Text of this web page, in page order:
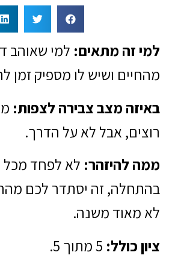
למי זה מתאים: למי שאוהב
מהחיים ושיש לו מספיק זמן
באיזה מצב צבירה לצפות:
רוצים, אבל לא על הדרך.
ממה להיזהר: לא לפחד מכל
בהתחלה, זה יסתדר לכם
לא מאוד משנה.
ציון כולל: